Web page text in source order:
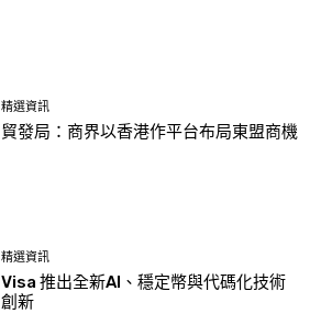
精選資訊
貿發局：商界以香港作平台布局東盟商機
精選資訊
Visa 推出全新AI、穩定幣與代碼化技術
創新